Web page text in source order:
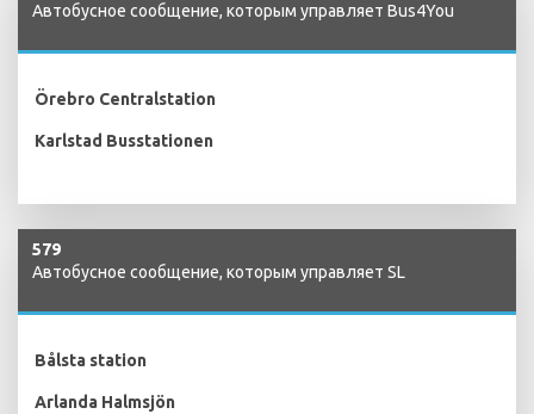
Автобусное сообщение, которым управляет Bus4You
Örebro Centralstation
Karlstad Busstationen
579
Автобусное сообщение, которым управляет SL
Bålsta station
Arlanda Halmsjön